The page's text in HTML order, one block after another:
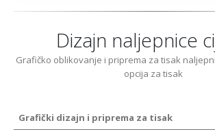
Dizajn naljepnice
Grafičko oblikovanje i priprema za tisak
opcija za tisak
Grafički dizajn i priprema za tisak